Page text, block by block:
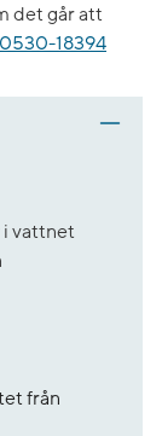
det går att
0530-18394
i vattnet
från